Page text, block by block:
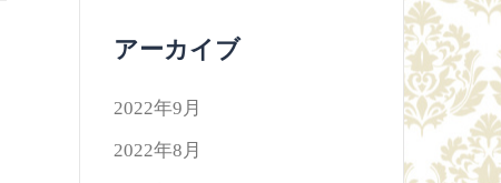
アーカイブ
2022年9月
2022年8月